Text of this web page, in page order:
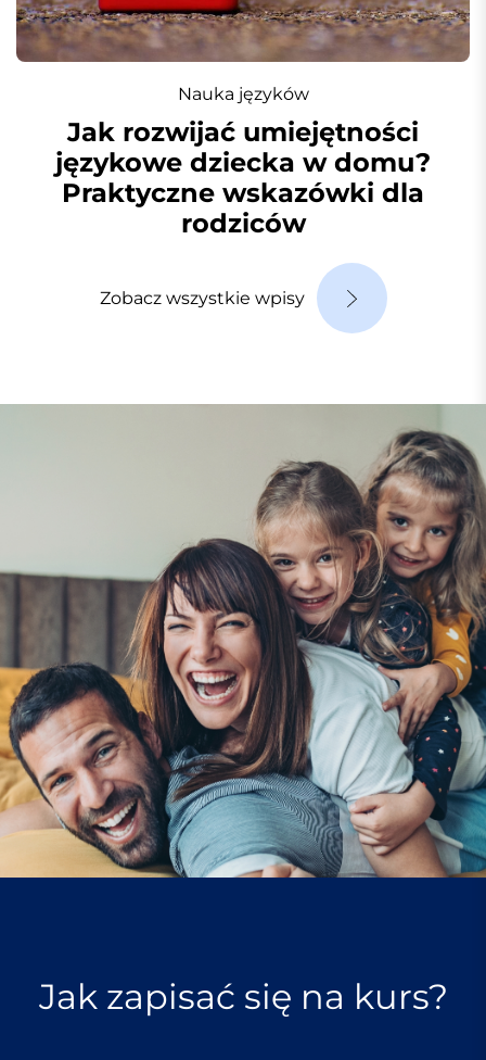
Nauka języków
Jak rozwijać umiejętności
językowe dziecka w domu?
Praktyczne wskazówki dla
rodziców
Zobacz wszystkie wpisy
Jak zapisać się na kurs?